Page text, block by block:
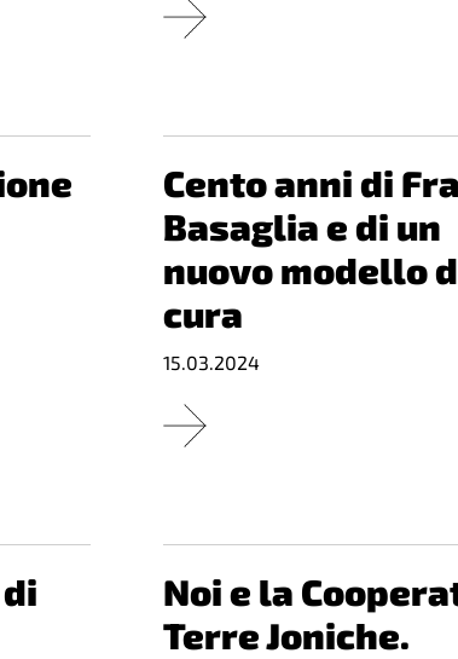
Cento anni di
Basaglia e di un
nuovo modello
cura
15.03.2024
Noi e la
Terre Joniche.